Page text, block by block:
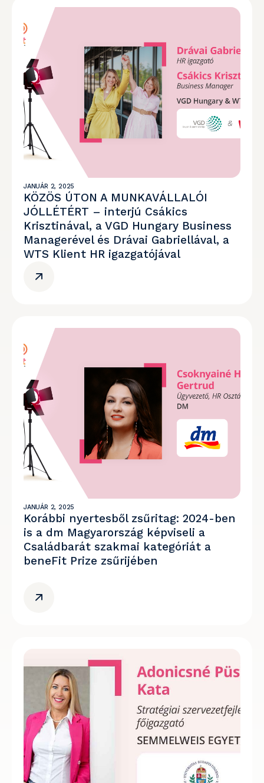
JANUÁR 2, 2025
KÖZÖS ÚTON A MUNKAVÁLLALÓI
JÓLLÉTÉRT – interjú Csákics
Krisztinával, a VGD Hungary Business
Managerével és Drávai Gabriellával, a
WTS Klient HR igazgatójával
JANUÁR 2, 2025
Korábbi nyertesből zsűritag: 2024-ben
is a dm Magyarország képviseli a
Családbarát szakmai kategóriát a
beneFit Prize zsűrijében